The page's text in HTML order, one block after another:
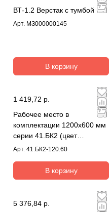
ВТ-1.2 Верстак с тумбой
Арт. МЗ000000145
В корзину
1 419,72 р.
Рабочее место в
комплектации 1200х600 мм
серии 41.БК2 (цвет
RAL7035)
Арт. 41.БК2-120.60
В корзину
5 376,84 р.